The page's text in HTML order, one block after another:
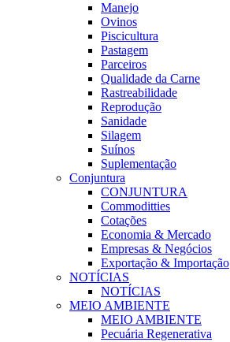
Manejo
Ovinos
Piscicultura
Pastagem
Parceiros
Qualidade da Carne
Rastreabilidade
Reprodução
Sanidade
Silagem
Suínos
Suplementação
Conjuntura
CONJUNTURA
Commoditties
Cotações
Economia & Mercado
Empresas & Negócios
Exportação & Importação
NOTÍCIAS
NOTÍCIAS
MEIO AMBIENTE
MEIO AMBIENTE
Pecuária Regenerativa